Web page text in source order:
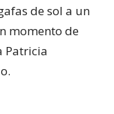
de sol a un
momento de
Patricia